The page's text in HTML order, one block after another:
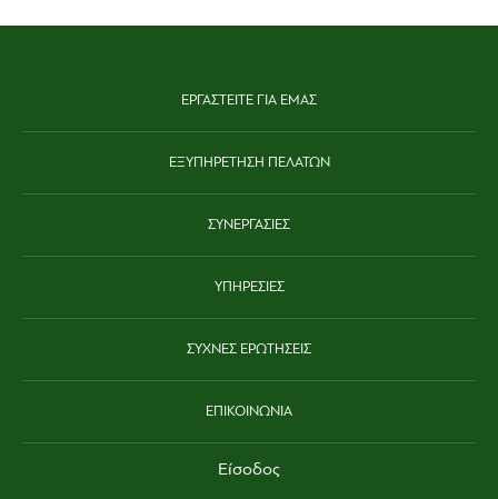
ΕΡΓΑΣΤΕΙΤΕ ΓΙΑ ΕΜΑΣ
ΕΞΥΠΗΡΕΤΗΣΗ ΠΕΛΑΤΩΝ
ΣΥΝΕΡΓΑΣΙΕΣ
ΥΠΗΡΕΣΙΕΣ
ΣΥΧΝΕΣ ΕΡΩΤΗΣΕΙΣ
ΕΠΙΚΟΙΝΩΝΙΑ
Είσοδος